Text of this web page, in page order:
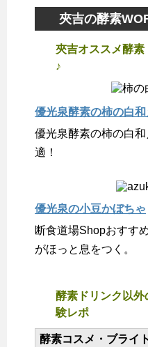
夾吉の酵素
夾吉オススメ酵
♪
優光泉酵素の柿の白和
優光泉酵素の柿の白
適！
優光泉の小豆かぼちゃ
断食道場Shopおすす
がほっと息をつく。
酵素ドリンク以
験レポ
酵素コスメ・ブライト